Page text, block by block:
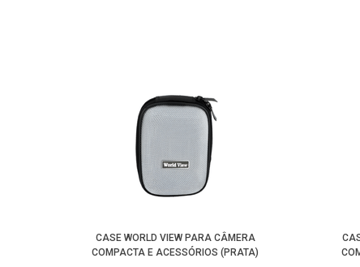
CASE WORLD VIEW PARA CÂMERA
COMPACTA E ACESSÓRIOS (PRATA)